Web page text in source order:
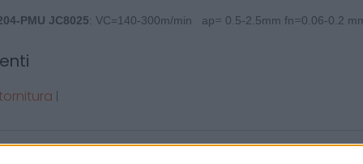
PMU JC8025: VC=140-300m/min ap= 0.5-2.5mm fn=0.06-0.2